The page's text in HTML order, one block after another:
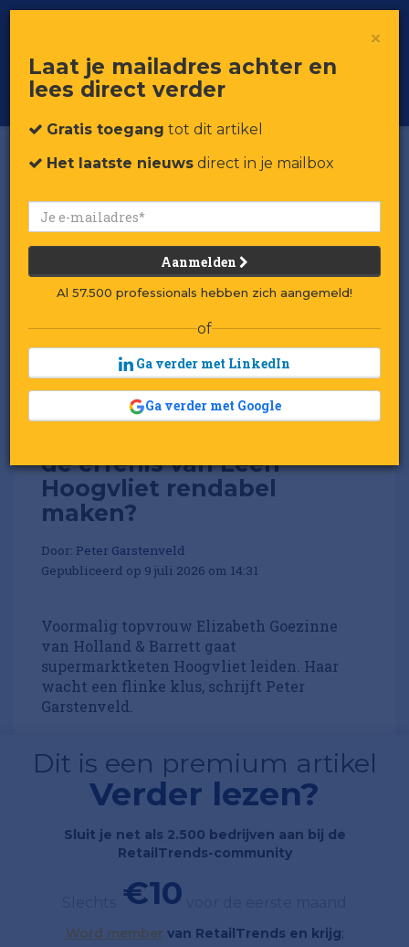
Voor professionals in retail & brands
Toggle
de erfenis van Leen
Hoogvliet rendabel
maken?
Door: Peter Garstenveld
Gepubliceerd op 9 juli 2026 om 14:31
Voormalig topvrouw Elizabeth Goezinne
van Holland & Barrett gaat
supermarktketen Hoogvliet leiden. Haar
wacht een flinke klus, schrijft Peter
Garstenveld.
Dit is een premium artikel
Verder lezen?
Sluit je net als 2.500 bedrijven aan bij de
RetailTrends-community
€10
Word member van RetailTrends en krijg;
×
Laat je mailadres achter en
lees direct verder
Gratis toegang tot dit artikel
Het laatste nieuws direct in je mailbox
Aanmelden
Al 57.500 professionals hebben zich aangemeld!
of
Ga verder met LinkedIn
Ga verder met Google